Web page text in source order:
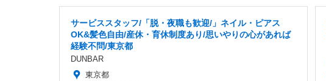
サービススタッフ/「脱・夜職も歓迎/」ネイル・ピアス
OK&髪色自由/産休・育休制度あり/思いやりの心があれば
経験不問/東京都
DUNBAR
東京都